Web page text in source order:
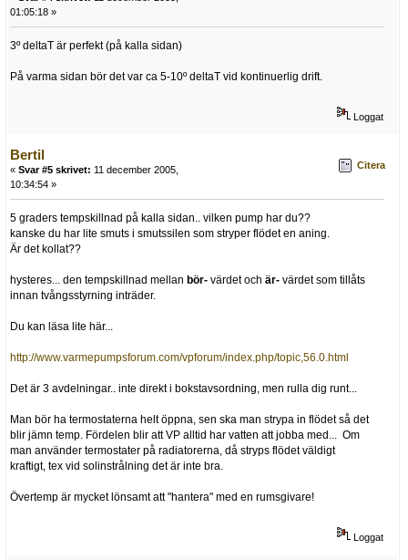
01:05:18 »
3º deltaT är perfekt (på kalla sidan)
På varma sidan bör det var ca 5-10º deltaT vid kontinuerlig drift.
Loggat
Bertil
« Svar #5 skrivet: 11 december 2005,
10:34:54 »
Citera
5 graders tempskillnad på kalla sidan.. vilken pump har du??
kanske du har lite smuts i smutssilen som stryper flödet en aning.
Är det kollat??
hysteres... den tempskillnad mellan bör- värdet och är- värdet som tillåts
innan tvångsstyrning inträder.
Du kan läsa lite här...
http://www.varmepumpsforum.com/vpforum/index.php/topic,56.0.html
Det är 3 avdelningar.. inte direkt i bokstavsordning, men rulla dig runt...
Man bör ha termostaterna helt öppna, sen ska man strypa in flödet så det
blir jämn temp. Fördelen blir att VP alltid har vatten att jobba med... Om
man använder termostater på radiatorerna, då stryps flödet väldigt
kraftigt, tex vid solinstrålning det är inte bra.
Övertemp är mycket lönsamt att "hantera" med en rumsgivare!
Loggat